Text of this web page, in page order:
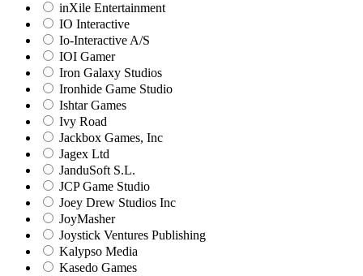
inXile Entertainment
IO Interactive
Io-Interactive A/S
IOI Gamer
Iron Galaxy Studios
Ironhide Game Studio
Ishtar Games
Ivy Road
Jackbox Games, Inc
Jagex Ltd
JanduSoft S.L.
JCP Game Studio
Joey Drew Studios Inc
JoyMasher
Joystick Ventures Publishing
Kalypso Media
Kasedo Games